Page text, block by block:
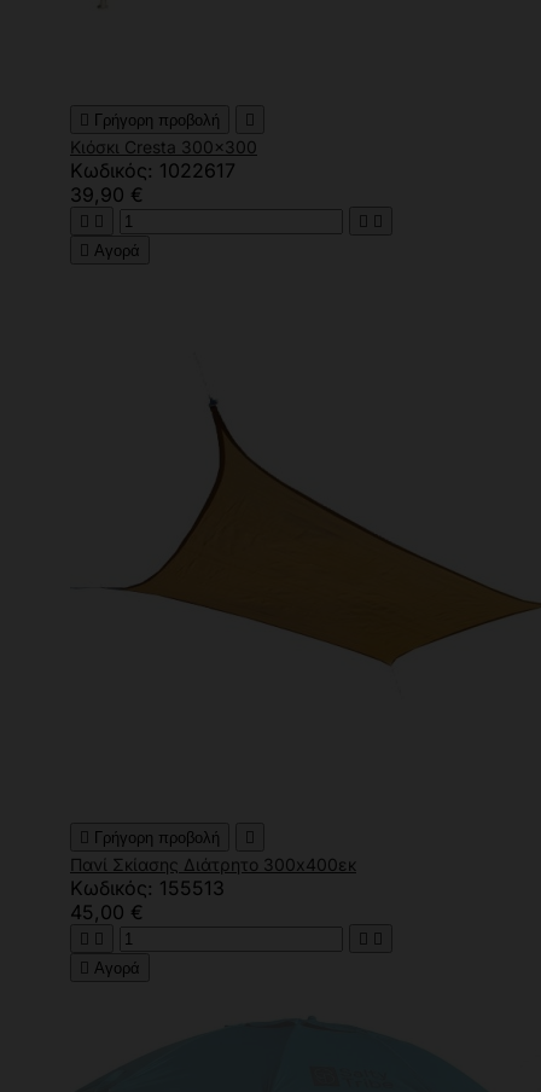
 Γρήγορη προβολή 
Κιόσκι Cresta 300x300
Κωδικός: 1022617
39,90 €
   
 Αγορά
 Γρήγορη προβολή 
Πανί Σκίασης Διάτρητο 300x400εκ
Κωδικός: 155513
45,00 €
   
 Αγορά